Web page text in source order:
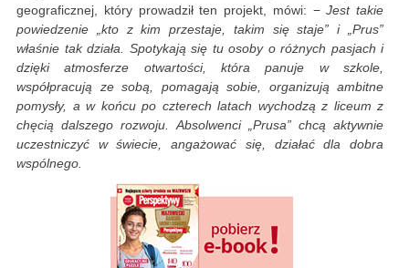
geograficznej, który prowadził ten projekt, mówi: −Jest takie
powiedzenie „kto z kim przestaje, takim się staje” i „Prus”
właśnie tak działa. Spotykają się tu osoby o różnych pasjach i
dzięki atmosferze otwartości, która panuje w szkole,
współpracują ze sobą, pomagają sobie, organizują ambitne
pomysły, a w końcu po czterech latach wychodzą z liceum z
chęcią dalszego rozwoju. Absolwenci „Prusa” chcą aktywnie
uczestniczyć w świecie, angażować się, działać dla dobra
wspólnego.